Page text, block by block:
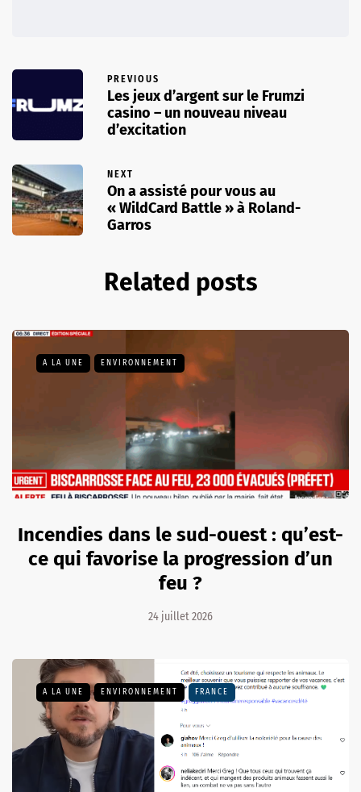
PREVIOUS
Les jeux d’argent sur le Frumzi
casino – un nouveau niveau
d’excitation
NEXT
On a assisté pour vous au
« WildCard Battle » à Roland-
Garros
Related posts
A LA UNE ENVIRONNEMENT
Incendies dans le sud-ouest : qu’est-
ce qui favorise la progression d’un
feu ?
24 juillet 2026
A LA UNE ENVIRONNEMENT FRANCE